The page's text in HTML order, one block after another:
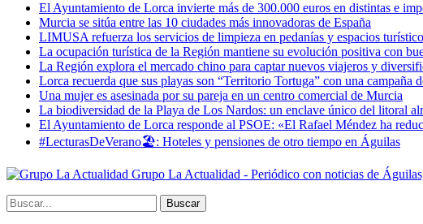
El Ayuntamiento de Lorca invierte más de 300.000 euros en distintas e
Murcia se sitúa entre las 10 ciudades más innovadoras de España
LIMUSA refuerza los servicios de limpieza en pedanías y espacios
La ocupación turística de la Región mantiene su evolución positiva con
La Región explora el mercado chino para captar nuevos viajeros y
Lorca recuerda que sus playas son “Territorio Tortuga” con una
Una mujer es asesinada por su pareja en un centro comercial de Murcia
La biodiversidad de la Playa de Los Nardos: un enclave único del litoral
El Ayuntamiento de Lorca responde al PSOE: «El Rafael Méndez ha
#LecturasDeVerano🏖: Hoteles y pensiones de otro tiempo en Águilas
Grupo La Actualidad - Periódico con noticias de